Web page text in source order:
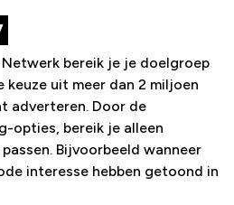
bereik je je doelgroep
keuze uit meer dan 2 miljoen
adverteren. Door de
opties, bereik je alleen
Bijvoorbeeld wanneer
interesse hebben getoond in